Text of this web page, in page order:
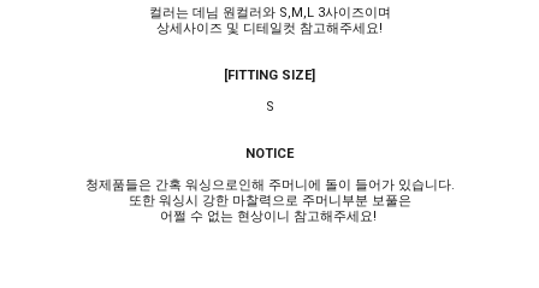
컬러는 데님 원컬러와 S,M,L 3사이즈이며
상세사이즈 및 디테일컷 참고해주세요!
[FITTING SIZE]
S
NOTICE
청제품들은 간혹 워싱으로인해 주머니에 돌이 들어가 있습니다.
또한 워싱시 강한 마찰력으로 주머니부분 보풀은
어쩔 수 없는 현상이니 참고해주세요!